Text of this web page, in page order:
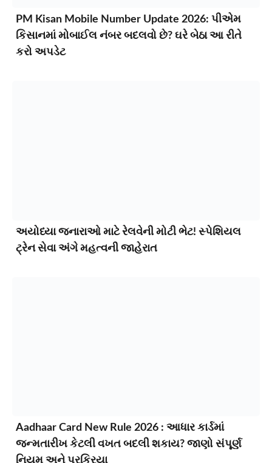
PM Kisan Mobile Number Update 2026: પીએમ
કિસાનમાં મોબાઈલ નંબર બદલવો છે? ઘરે બેઠા આ રીતે
કરો અપડેટ
અયોધ્યા જનારાઓ માટે રેલવેની મોટી ભેટ! સ્પેશિયલ
ટ્રેન સેવા અંગે મહત્વની જાહેરાત
Aadhaar Card New Rule 2026 : આધાર કાર્ડમાં
જન્મતારીખ કેટલી વખત બદલી શકાય? જાણો સંપૂર્ણ
નિયમ અને પ્રક્રિયા